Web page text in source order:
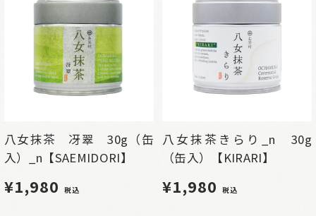
八女抹茶 冴翠 30g（缶
入）_n【SAEMIDORI】
¥1,980 税込
八女抹茶きらり_n 30g
（缶入）【KIRARI】
¥1,980 税込